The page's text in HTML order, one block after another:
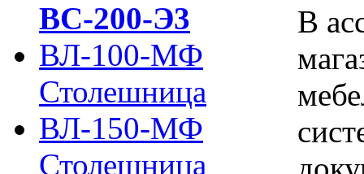
ВС-200-Э3
ВЛ-100-МФ
Столешница
ВЛ-150-МФ
Столешница
В